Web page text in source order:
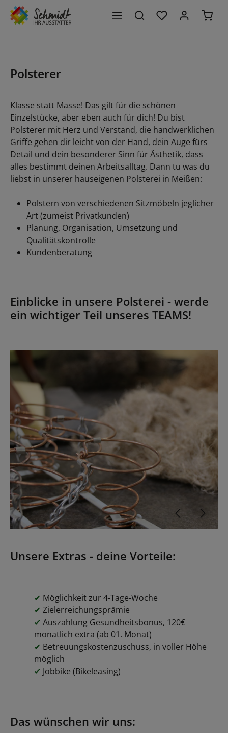
springen Du hast 0
Polsterer
Klasse statt Masse! Das gilt für die schönen
Einzelstücke, aber eben auch für dich! Du bist
Polsterer mit Herz und Verstand, die handwerklichen
Griffe gehen dir leicht von der Hand, dein Auge fürs
Detail und dein besonderer Sinn für Ästhetik, dass
alles bestimmt deinen Arbeitsalltag. Dann tu was du
liebst in unserer hauseigenen Polsterei in Meißen:
Polstern von verschiedenen Sitzmöbeln jeglicher
Art (zumeist Privatkunden)
Planung, Organisation, Umsetzung und
Qualitätskontrolle
Kundenberatung
Einblicke in unsere Polsterei - werde
ein wichtiger Teil unseres TEAMS!
Bildergalerie überspringen
Unsere Extras - deine Vorteile:
✔ Möglichkeit zur 4-Tage-Woche
✔ Zielerreichungsprämie
✔ Auszahlung Gesundheitsbonus, 120€
monatlich extra (ab 01. Monat)
✔ Betreuungskostenzuschuss, in voller Höhe
möglich
✔ Jobbike (Bikeleasing)
Das wünschen wir uns: